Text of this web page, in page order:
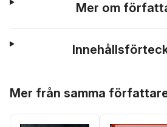
Mer om
Mer från samma